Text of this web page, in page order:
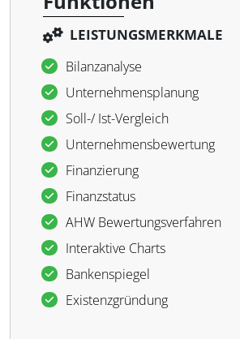
LEISTUNGSMERKMALE
Bilanzanalyse
Unternehmensplanung
Soll-/ Ist-Vergleich
Unternehmensbewertung
Finanzierung
Finanzstatus
AHW Bewertungsverfahren
Interaktive Charts
Bankenspiegel
Existenzgründung